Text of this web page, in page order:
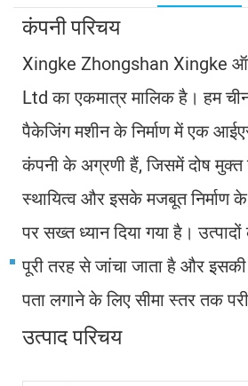
कंपनी परिचय
Xingke Zhongshan Xingke
Ltd का एकमात्र मालिक है। हम
पैकेजिंग मशीन के निर्माण में एक
कंपनी के अग्रणी हैं, जिसमें दोष मुक्त
स्थायित्व और इसके मजबूत निर्माण के
पर सख्त ध्यान दिया गया है।
पूरी तरह से जांचा जाता है और इसकी
पता लगाने के लिए सीमा स्तर तक
उत्पाद परिचय